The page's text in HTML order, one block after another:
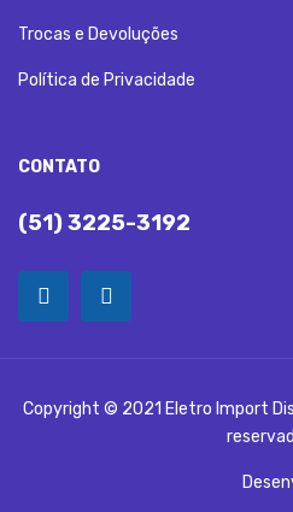
Trocas e Devoluções
Política de Privacidade
CONTATO
(51) 3225-3192
Copyright © 2021 Eletro Import